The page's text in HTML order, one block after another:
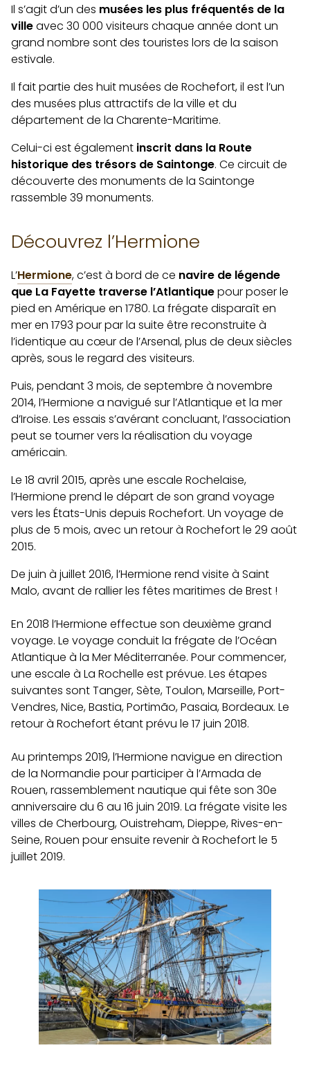
Il s’agit d’un des musées les plus fréquentés de la
villeavec 30 000 visiteurs chaque année dont un
grand nombre sont des touristes lors de la saison
estivale.
Il fait partie des huit musées de Rochefort, il est l’un
des musées plus attractifs de la ville et du
département de la Charente-Maritime.
Celui-ci est également inscrit dans la Route
historique des trésors de Saintonge. Ce circuit de
découverte des monuments de la Saintonge
rassemble 39 monuments.
Découvrez l’Hermione
L’Hermione, c’est à bord de ce navire de légende
que La Fayette traverse l’Atlantiquepour poser le
pied en Amérique en 1780. La frégate disparaît en
mer en 1793 pour par la suite être reconstruite à
l’identique au cœur de l’Arsenal, plus de deux siècles
après, sous le regard des visiteurs.
Puis, pendant 3 mois, de septembre à novembre
2014, l’Hermione a navigué sur l’Atlantique et la mer
d’Iroise. Les essais s’avérant concluant, l’association
peut se tourner vers la réalisation du voyage
américain.
Le 18 avril 2015, après une escale Rochelaise,
l’Hermione prend le départ de son grand voyage
vers les États-Unis depuis Rochefort. Un voyage de
plus de 5 mois, avec un retour à Rochefort le 29 août
2015.
De juin à juillet 2016, l’Hermione rend visite à Saint
Malo, avant de rallier les fêtes maritimes de Brest !
En 2018 l’Hermione effectue son deuxième grand
voyage. Le voyage conduit la frégate de l’Océan
Atlantique à la Mer Méditerranée. Pour commencer,
une escale à La Rochelle est prévue. Les étapes
suivantes sont Tanger, Sète, Toulon, Marseille, Port-
Vendres, Nice, Bastia, Portimão, Pasaia, Bordeaux. Le
retour à Rochefort étant prévu le 17 juin 2018.
Au printemps 2019, l’Hermione navigue en direction
de la Normandie pour participer à l’Armada de
Rouen, rassemblement nautique qui fête son 30e
anniversaire du 6 au 16 juin 2019. La frégate visite les
villes de Cherbourg, Ouistreham, Dieppe, Rives-en-
Seine, Rouen pour ensuite revenir à Rochefort le 5
juillet 2019.